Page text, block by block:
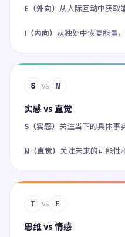
E（外向） 从人际互动中获取
I（内向） 从独处中恢复能量
S VS N
实感 vs 直觉
S（实感） 关注当下的具体事
N（直觉） 关注未来的可能性
T VS F
思维 vs 情感